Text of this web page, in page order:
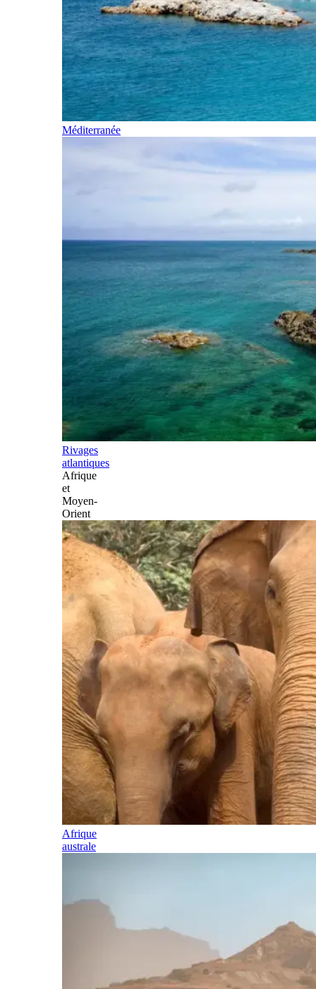
Méditerranée
Rivages
atlantiques
Afrique
et
Moyen-
Orient
Afrique
australe